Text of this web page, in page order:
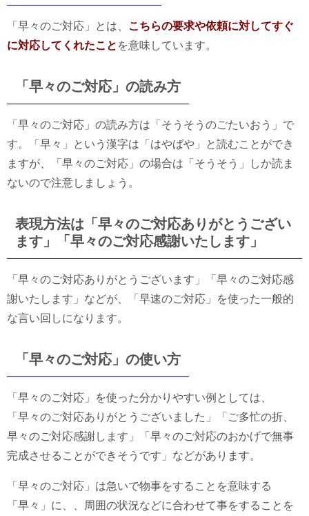
「早々のご対応」とは、 こちらの要求や依頼に対してすぐ
に対応してくれたこと を意味しています。
「早々のご対応」の読み方
「早々のご対応」の読み方は「そうそうのごたいおう」で
す。「早々」という漢字は「はやばや」と読むことができ
ますが、「早々のご対応」の場合は「そうそう」しか読ま
ないので注意しましょう。
表現方法は「早々のご対応ありがとうござい
ます」「早々のご対応感謝いたします」
「早々のご対応ありがとうございます」「早々のご対応感
謝いたします」などが、「早速のご対応」を使った一般的
な言い回しになります。
「早々のご対応」の使い方
「早々のご対応」を使った分かりやすい例としては、
「早々のご対応ありがとうございました」「ご多忙の折、
早々のご対応感謝します」「早々のご対応のおかげで無事
完成させることができそうです」などがあります。
「早々のご対応」は急いで物事をすることを意味する
「早々」に、、周囲の状況などに合わせて事をすることを